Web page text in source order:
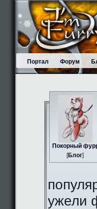
Портал Форум
Пoкорный
[Блог]
ужели